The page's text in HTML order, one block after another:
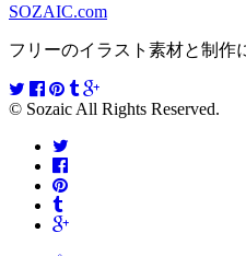
SOZAIC.com
フリーのイラスト素材と制作
© Sozaic All Rights Reserved.